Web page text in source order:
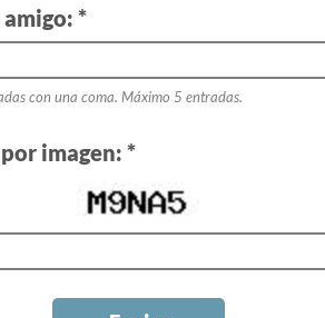
*
con una coma. Máximo 5 entradas.
imagen: *